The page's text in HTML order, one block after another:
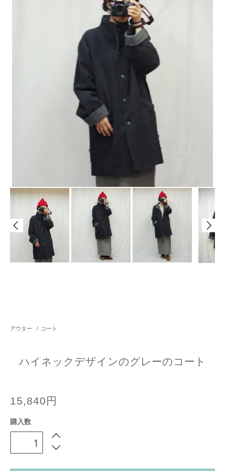
アウター / コート
ハイネックデザインのグレーのコート
15,840円
購入数